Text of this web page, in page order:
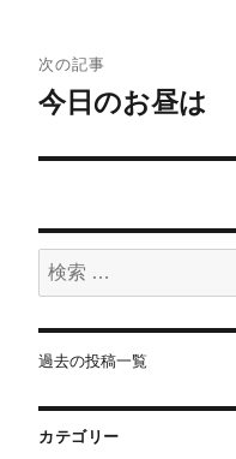
ビ
ゲ
ー
ョ
ン
次の記事
今日のお昼は
検
索:
過去の投稿一覧
カテゴリー